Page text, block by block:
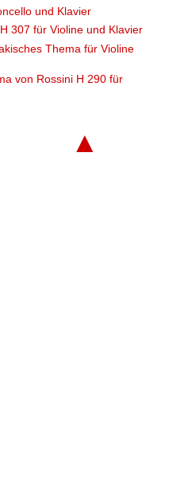
und Klavier
307 für Violine und Klavier
Thema für Violine
von Rossini H 290 für
▲